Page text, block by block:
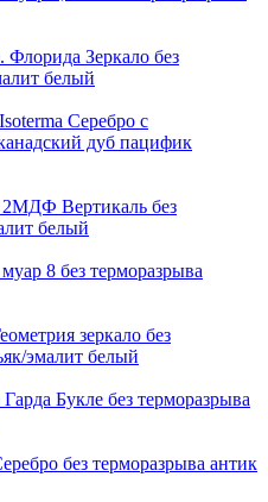
Зеркало без
белый
Серебро с
дуб пацифик
Вертикаль без
белый
8 без терморазрыва
зеркало без
эмалит белый
Букле без терморазрыва
без терморазрыва антик